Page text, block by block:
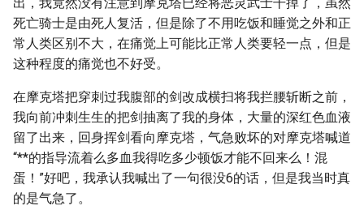
死亡骑士是由死人复活，但是除了不用吃饭和睡觉之外和正
常人类区别不大，在痛觉上可能比正常人类要轻一点，但是
这种程度的痛觉也不好受。
在摩克塔把穿刺过我腹部的剑改成横扫将我拦腰斩断之前，
我向前冲刺生生的把剑抽离了我的身体，大量的深红色血液
留了出来，回身挥剑看向摩克塔，气急败坏的对摩克塔喊道
“**的指导流着么多血我得吃多少顿饭才能不回来么！混
蛋！”好吧，我承认我喊出了一句很没6的话，但是我当时真
的是气急了。